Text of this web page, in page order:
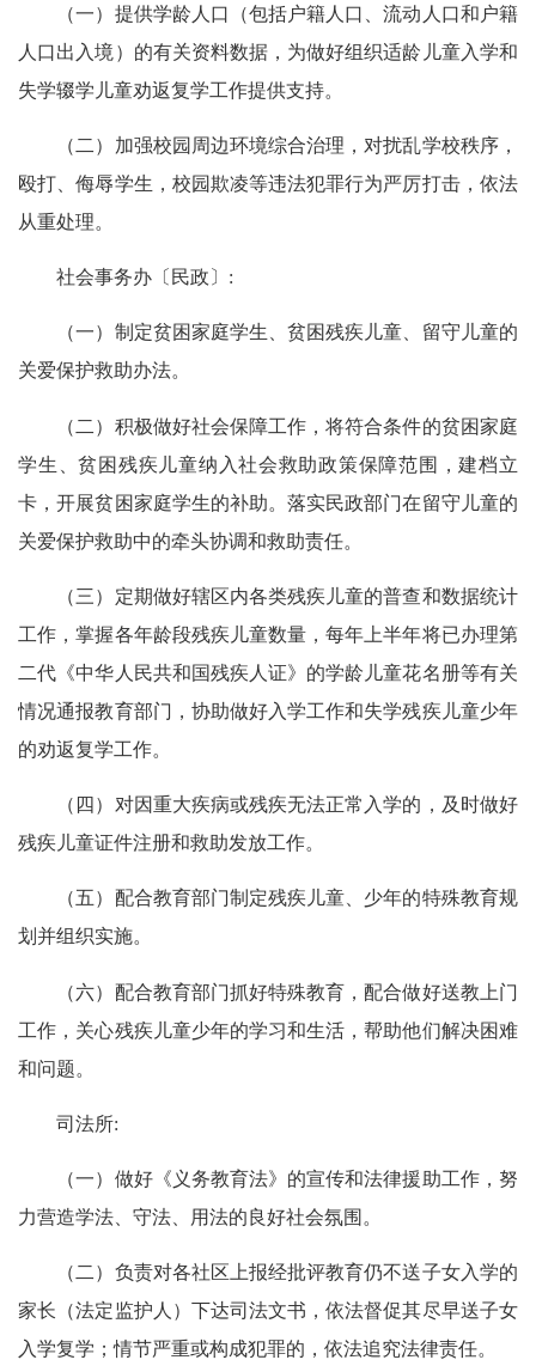
（一）提供学龄人口（包括户籍人口、流动人口和户籍
人口出入境）的有关资料数据，为做好组织适龄儿童入学和
失学辍学儿童劝返复学工作提供支持。
（二）加强校园周边环境综合治理，对扰乱学校秩序，
殴打、侮辱学生，校园欺凌等违法犯罪行为严厉打击，依法
从重处理。
社会事务办〔民政〕:
（一）制定贫困家庭学生、贫困残疾儿童、留守儿童的
关爱保护救助办法。
（二）积极做好社会保障工作，将符合条件的贫困家庭
学生、贫困残疾儿童纳入社会救助政策保障范围，建档立
卡，开展贫困家庭学生的补助。落实民政部门在留守儿童的
关爱保护救助中的牵头协调和救助责任。
（三）定期做好辖区内各类残疾儿童的普查和数据统计
工作，掌握各年龄段残疾儿童数量，每年上半年将已办理第
二代《中华人民共和国残疾人证》的学龄儿童花名册等有关
情况通报教育部门，协助做好入学工作和失学残疾儿童少年
的劝返复学工作。
（四）对因重大疾病或残疾无法正常入学的，及时做好
残疾儿童证件注册和救助发放工作。
（五）配合教育部门制定残疾儿童、少年的特殊教育规
划并组织实施。
（六）配合教育部门抓好特殊教育，配合做好送教上门
工作，关心残疾儿童少年的学习和生活，帮助他们解决困难
和问题。
司法所:
（一）做好《义务教育法》的宣传和法律援助工作，努
力营造学法、守法、用法的良好社会氛围。
（二）负责对各社区上报经批评教育仍不送子女入学的
家长（法定监护人）下达司法文书，依法督促其尽早送子女
入学复学；情节严重或构成犯罪的，依法追究法律责任。